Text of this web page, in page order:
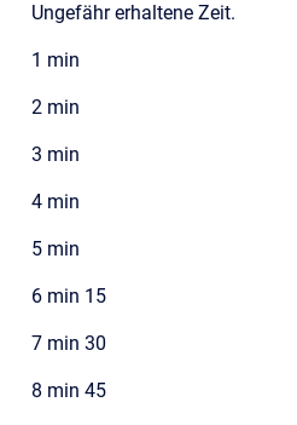
Ungefähr erhaltene Zeit.
1 min
2 min
3 min
4 min
5 min
6 min 15
7 min 30
8 min 45